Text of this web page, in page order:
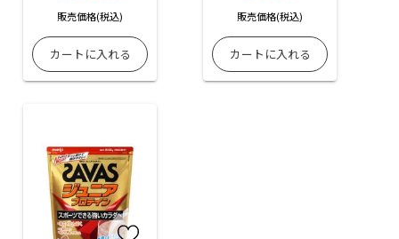
販売価格(税込) 販売価格(税込)